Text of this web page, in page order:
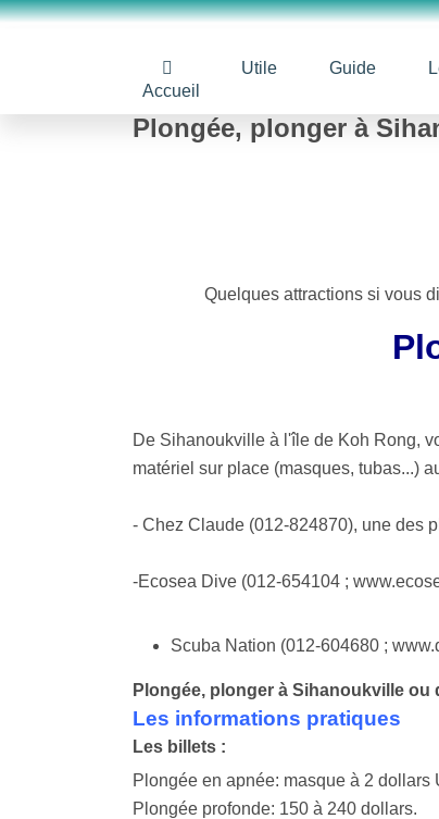
Accueil
Utile Guide
Plongée, plonger à
Quelques attractions si vous
De Sihanoukville à l'île de Koh Rong,
matériel sur place (masques, tubas...)
- Chez Claude (012-824870), une des
-Ecosea Dive (012-654104 ;
Scuba Nation (012-604680 ;
Plongée, plonger à Sihanoukville ou
Les informations pratiques
Les billets :
Plongée en apnée: masque à 2
Plongée profonde: 150 à 240 dollars.